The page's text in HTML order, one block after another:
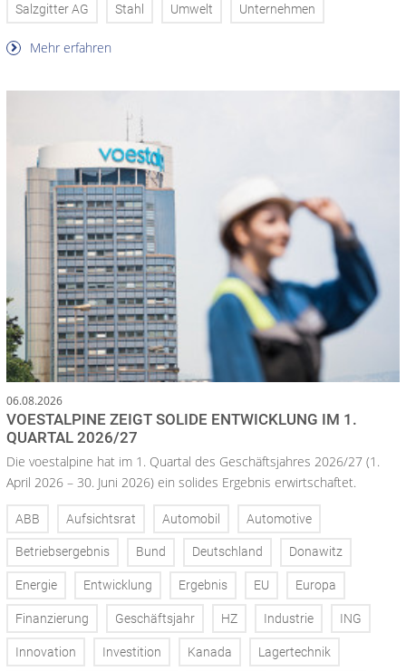
Salzgitter AG Stahl Umwelt Unternehmen
Mehr erfahren
06.08.2026
VOESTALPINE ZEIGT SOLIDE ENTWICKLUNG IM 1.
QUARTAL 2026/27
Die voestalpine hat im 1. Quartal des Geschäftsjahres 2026/27 (1.
April 2026 – 30. Juni 2026) ein solides Ergebnis erwirtschaftet.
ABB Aufsichtsrat Automobil Automotive
Betriebsergebnis Bund Deutschland Donawitz
Energie Entwicklung Ergebnis EU Europa
Finanzierung Geschäftsjahr HZ Industrie ING
Innovation Investition Kanada Lagertechnik